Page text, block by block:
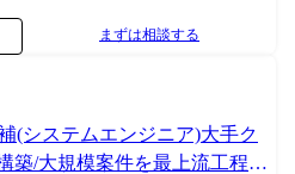
ー候補 【開発環境】 言
、Azure データベース:SQL Server
まずは相談する
(システムエンジニア)大手ク
築/大規模案件を最上流工程か